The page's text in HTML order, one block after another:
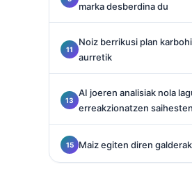
marka desberdina du
Noiz berrikusi plan
aurretik
AI joeren analisiak nola
erreakzionatzen saihesten
Maiz egiten diren galderak